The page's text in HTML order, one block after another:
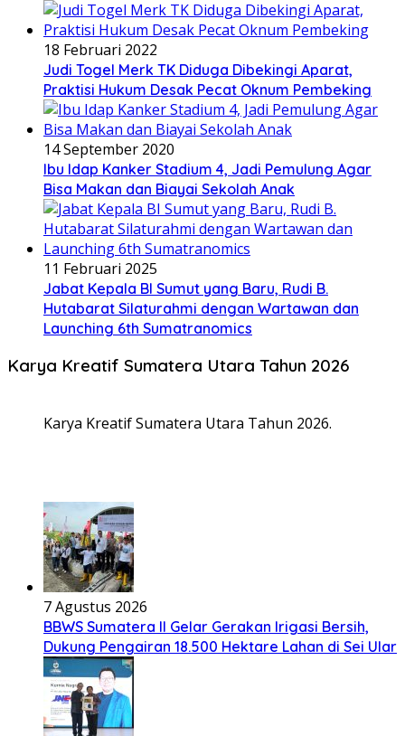
18 Februari 2022
Judi Togel Merk TK Diduga Dibekingi Aparat,
Praktisi Hukum Desak Pecat Oknum Pembeking
14 September 2020
Ibu Idap Kanker Stadium 4, Jadi Pemulung Agar
Bisa Makan dan Biayai Sekolah Anak
11 Februari 2025
Jabat Kepala BI Sumut yang Baru, Rudi B.
Hutabarat Silaturahmi dengan Wartawan dan
Launching 6th Sumatranomics
Karya Kreatif Sumatera Utara Tahun 2026
Karya Kreatif Sumatera Utara Tahun 2026.
7 Agustus 2026
BBWS Sumatera II Gelar Gerakan Irigasi Bersih,
Dukung Pengairan 18.500 Hektare Lahan di Sei Ular